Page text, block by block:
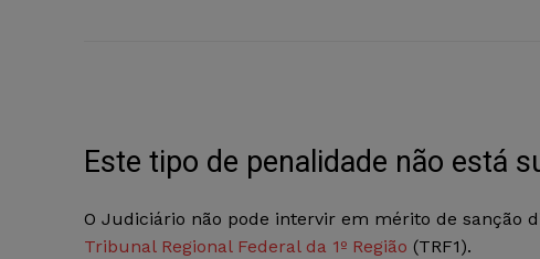
Este tipo de penalidade não está
O Judiciário não pode intervir em mérito de sanção
Tribunal Regional Federal da 1º Região (TRF1).